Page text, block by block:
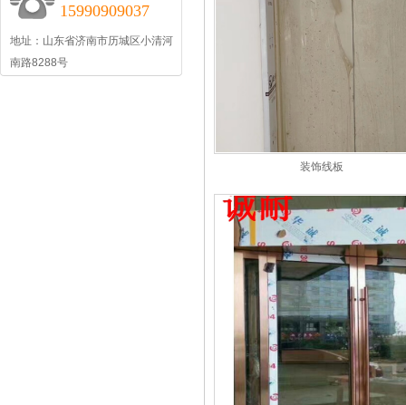
装饰线板
15990909037
地址：山东省济南市历城区小清河
南路8288号